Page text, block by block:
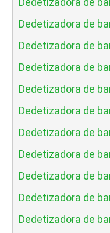
Dedetizadora de
Dedetizadora de
Dedetizadora de
Dedetizadora de
Dedetizadora de
Dedetizadora de
Dedetizadora de
Dedetizadora de
Dedetizadora de
Dedetizadora de